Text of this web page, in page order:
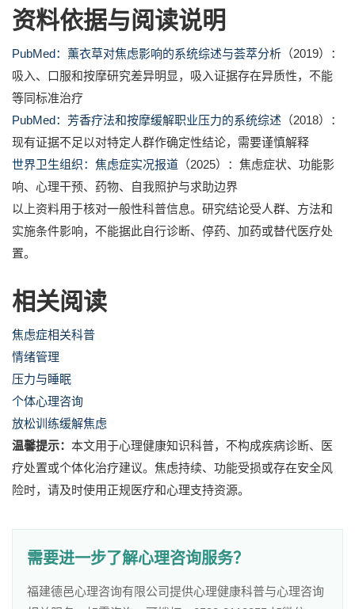
资料依据与阅读说明
PubMed：薰衣草对焦虑影响的系统综述与荟萃分析 （2019）：
吸入、口服和按摩研究差异明显，吸入证据存在异质性，不能
等同标准治疗
PubMed：芳香疗法和按摩缓解职业压力的系统综述 （2018）：
现有证据不足以对特定人群作确定性结论，需要谨慎解释
世界卫生组织：焦虑症实况报道 （2025）：焦虑症状、功能影
响、心理干预、药物、自我照护与求助边界
以上资料用于核对一般性科普信息。研究结论受人群、方法和
实施条件影响，不能据此自行诊断、停药、加药或替代医疗处
置。
相关阅读
焦虑症相关科普
情绪管理
压力与睡眠
个体心理咨询
放松训练缓解焦虑
温馨提示： 本文用于心理健康知识科普，不构成疾病诊断、医
疗处置或个体化治疗建议。焦虑持续、功能受损或存在安全风
险时，请及时使用正规医疗和心理支持资源。
需要进一步了解心理咨询服务？
福建德邑心理咨询有限公司提供心理健康科普与心理咨询